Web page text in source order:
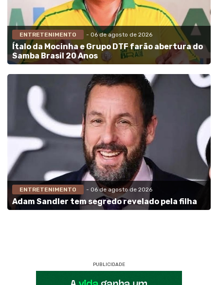
ENTRETENIMENTO - 06 de agosto de 2026
Ítalo da Mocinha e Grupo DTF farão abertura do
Samba Brasil 20 Anos
ENTRETENIMENTO - 06 de agosto de 2026
Adam Sandler tem segredo revelado pela filha
PUBLICIDADE